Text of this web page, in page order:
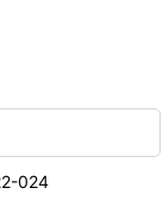
024